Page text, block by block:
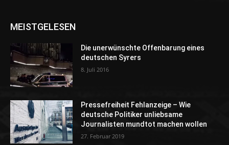
MEISTGELESEN
Die unerwünschte Offenbarung eines
deutschen Syrers
8. Juli 2016
Pressefreiheit Fehlanzeige – Wie
deutsche Politiker unliebsame
Journalisten mundtot machen wollen
27. Februar 2019